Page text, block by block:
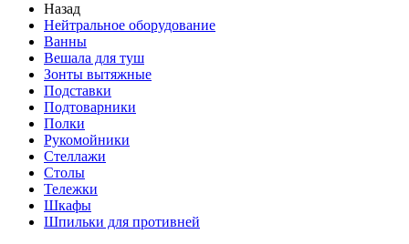
Назад
Нейтральное оборудование
Ванны
Вешала для туш
Зонты вытяжные
Подставки
Подтоварники
Полки
Рукомойники
Стеллажи
Столы
Тележки
Шкафы
Шпильки для противней